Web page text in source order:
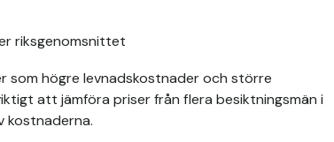
riksgenomsnittet
som högre levnadskostnader och större
att jämföra priser från flera besiktningsmän i
kostnaderna.